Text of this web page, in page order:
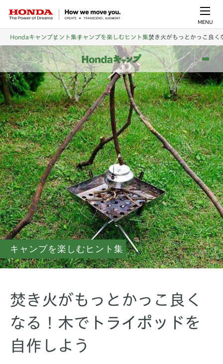
MENU
Hondaキャンプヒント集キャンプを楽しむヒント集焚き火がもっとかっこ良く
キャンプを楽しむヒント集
焚き火がもっとかっこ良く
なる！木でトライポッドを
自作しよう